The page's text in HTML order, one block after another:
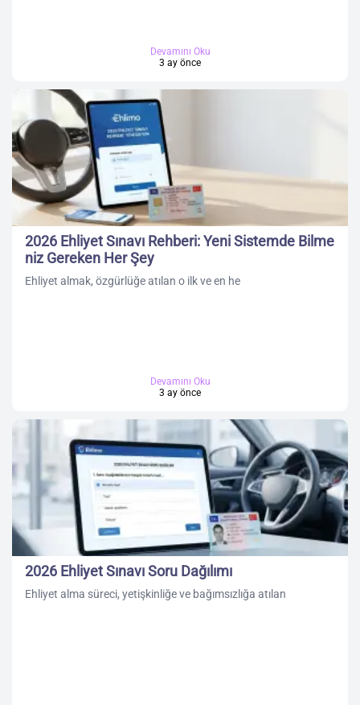
Devamını Oku
3 ay önce
2026 Ehliyet Sınavı Rehberi: Yeni Sistemde Bilme
niz Gereken Her Şey
Ehliyet almak, özgürlüğe atılan o ilk ve en he
Devamını Oku
3 ay önce
2026 Ehliyet Sınavı Soru Dağılımı
Ehliyet alma süreci, yetişkinliğe ve bağımsızlığa atılan